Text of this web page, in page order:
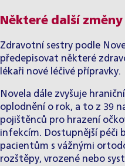
Některé další změny
Zdravotní sestry podle
předepisovat některé
lékaři nové léčivé přípravky.
Novela dále zvyšuje
oplodnění o rok, a to z 39
pojištěnců pro hrazení
infekcím. Dostupnější péči
pacientům s vážnými
rozštěpy, vrozené nebo